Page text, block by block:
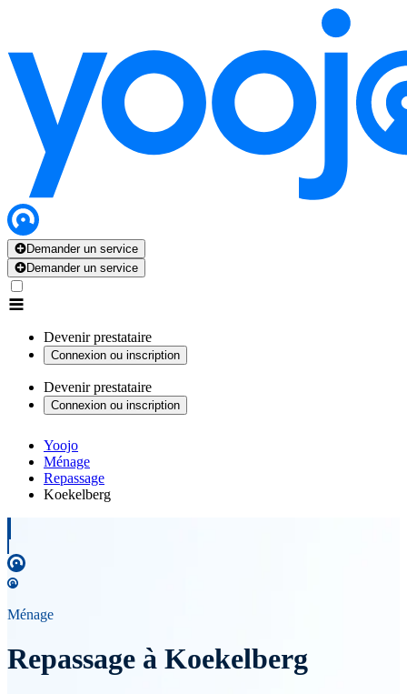
Demander un service
Demander un service
Devenir prestataire
Connexion ou inscription
Devenir prestataire
Connexion ou inscription
Yoojo
Ménage
Repassage
Koekelberg
Ménage
Repassage à Koekelberg